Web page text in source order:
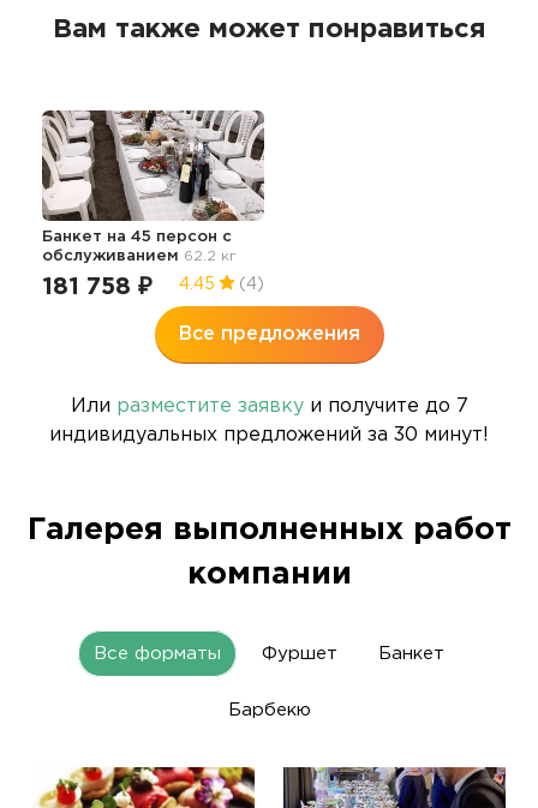
Вам также может понравиться
Банкет на 45 персон с
обслуживанием 62.2 кг
181 758 ₽ 4.45 (4)
Все предложения
Или разместите заявкуи получите до 7
индивидуальных предложений за 30 минут!
Галерея выполненных работ
компании
Все форматы Фуршет Банкет
Барбекю